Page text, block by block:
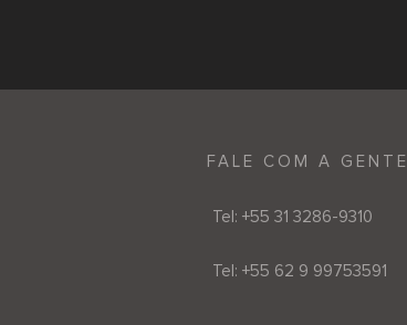
FALE COM A GENTE
Tel: +55 31 3286-9310
Tel: +55 62 9 99753591